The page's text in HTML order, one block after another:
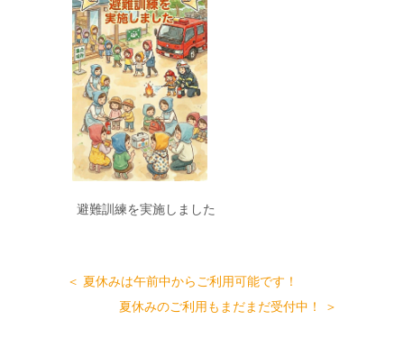
避難訓練を実施しました
＜ 夏休みは午前中からご利用可能です！
夏休みのご利用もまだまだ受付中！ ＞